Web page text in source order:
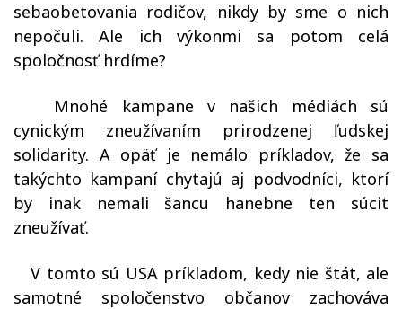
sebaobetovania rodičov, nikdy by sme o nich
nepočuli. Ale ich výkonmi sa potom celá
spoločnosť hrdíme?
Mnohé kampane v našich médiách sú
cynickým zneužívaním prirodzenej ľudskej
solidarity. A opäť je nemálo príkladov, že sa
takýchto kampaní chytajú aj podvodníci, ktorí
by inak nemali šancu hanebne ten súcit
zneužívať.
V tomto sú USA príkladom, kedy nie štát, ale
samotné spoločenstvo občanov zachováva